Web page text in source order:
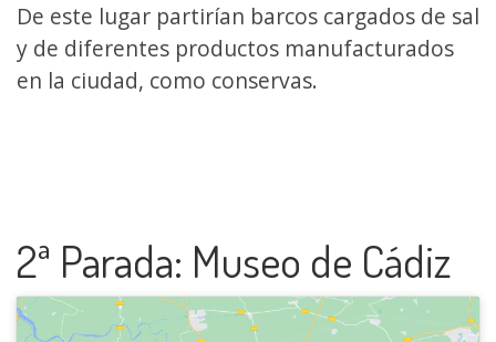
De este lugar partirían barcos cargados de sal
y de diferentes productos manufacturados
en la ciudad, como conservas.
2ª Parada: Museo de Cádiz